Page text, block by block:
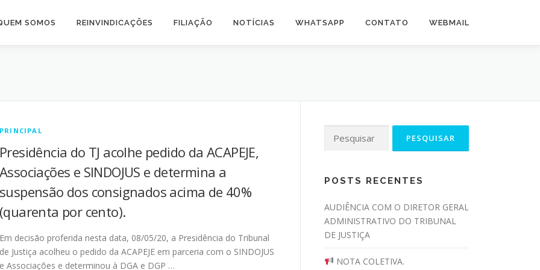
SOMOS REINVINDICAÇÕES FILIAÇÃO NOTÍCIAS WHATSAPP CONTATO WEBMAIL
PRINCIPAL
Presidência do TJ acolhe pedido da ACAPEJE,
Associações e SINDOJUS e determina a
suspensão dos consignados acima de 40%
(quarenta por cento).
Em decisão proferida nesta data, 08/05/20, a Presidência do Tribunal
de Justiça acolheu o pedido da ACAPEJE em parceria com o SINDOJUS
e Associações e determinou à DGA e DGP …
por:
POSTS RECENTES
AUDIÊNCIA COM O DIRETOR GERAL
ADMINISTRATIVO DO TRIBUNAL
DE JUSTIÇA
NOTA COLETIVA.